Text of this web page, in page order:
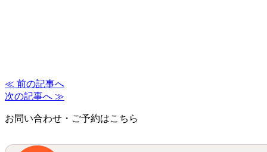
≪ 前の記事へ
次の記事へ ≫
お問い合わせ・ご予約はこちら